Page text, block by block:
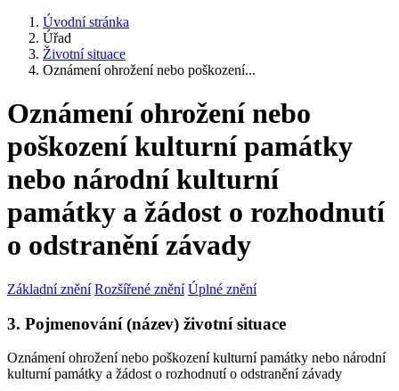
Úvodní stránka
Úřad
Životní situace
Oznámení ohrožení nebo poškození...
Oznámení ohrožení nebo
poškození kulturní památky
nebo národní kulturní
památky a žádost o rozhodnutí
o odstranění závady
Základní znění Rozšířené znění Úplné znění
3. Pojmenování (název) životní situace
Oznámení ohrožení nebo poškození kulturní památky nebo národní
kulturní památky a žádost o rozhodnutí o odstranění závady